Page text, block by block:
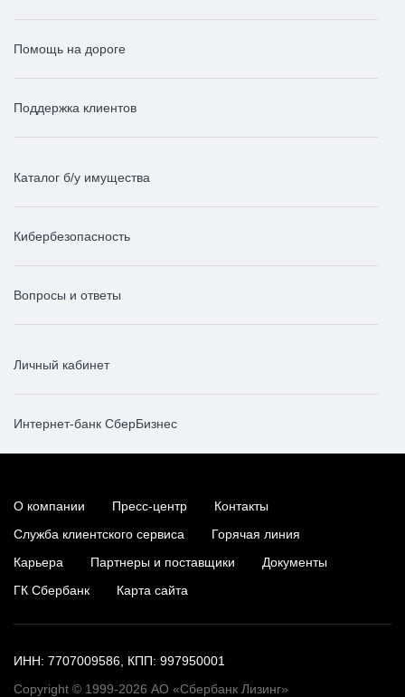
Помощь на дороге
Поддержка клиентов
Каталог б/у имущества
Кибербезопасность
Вопросы и ответы
Личный кабинет
Интернет-банк СберБизнес
О компании Пресс-центр
Контакты
Служба клиентского сервиса
Горячая линия
Карьера
Партнеры и поставщики
Документы
ГК Сбербанк
Карта сайта
ИНН: 7707009586, КПП: 997950001
Copyright © 1999-2026 АО «Сбербанк Лизинг»